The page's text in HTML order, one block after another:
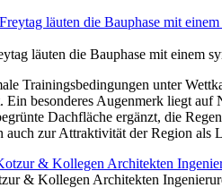
läuten die Bauphase mit einem
Trainingsbedingungen unter
besonderes Augenmerk liegt
Dachfläche ergänzt, die
zur Attraktivität der Region als
& Kollegen Architekten